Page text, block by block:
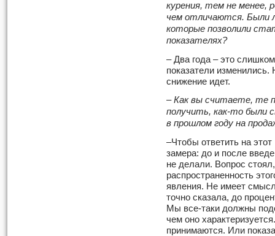
курения, тем не менее,
чем отличаются. Были
которые позволили
показателях?
– Два года – это
показатели
снижение идет.
– Как вы считаете, те
получить, как-то были
в прошлом году на
–Чтобы ответить на
замера: до и после
не делали. Вопрос
распространенность
явления. Не имеет
точно сказала, до
Мы все-таки должны
чем оно
принимаются. Или